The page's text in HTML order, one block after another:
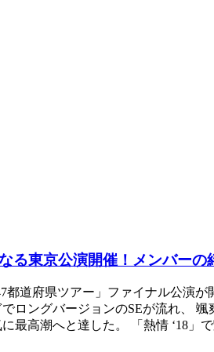
る東京公演開催！メンバーの
道府県ツアー」ファイナル公演
ロングバージョンのSEが流れ、
最高潮へと達した。 「熱情 ‘18」